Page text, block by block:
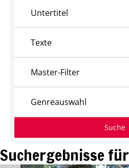
Suchergebnisse für
Untertitel
Texte
Master-Filter
Genreauswahl
Suche